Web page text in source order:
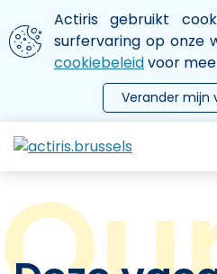
Aller au contenu principal
We gebruiken cookies
Actiris gebruikt
surfervaring op onze
cookiebeleidvoor
Verander mijn
le menu